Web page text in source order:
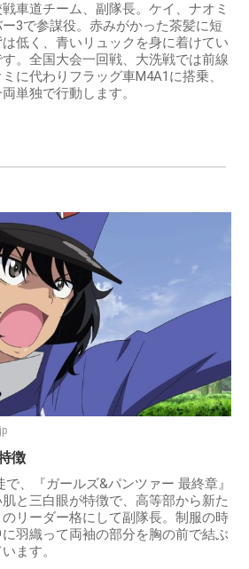
車道チーム、副隊長。ケイ、ナオミ
3で参謀役。赤みがかった茶髪に短
低く、青いリュックを身に着けてい
。全国大会一回戦、大洗戦では前線
に代わりフラッグ車M4A1に搭乗、
単独で行動します。
徴
、『ガールズ&パンツァー 最終章』
と三白眼が特徴で、高等部から新た
リーダー格にして副隊長。制服の時
羽織って両袖の部分を胸の前で結ぶ
ます。